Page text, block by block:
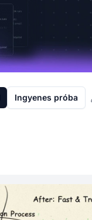
Ingyenes próba